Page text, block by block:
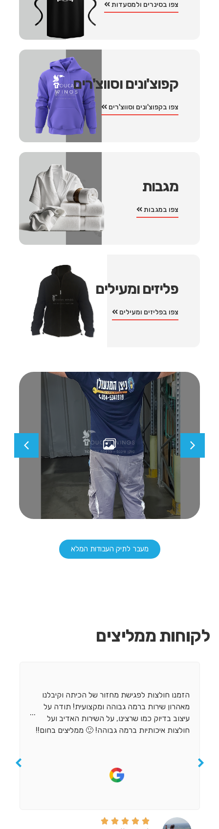
צפו בסינרים ולמסעדות
קפוצ'ונים וסווצ'רים
צפו בקפוצ'ונים וסווצ'רים
מגבות
צפו במגבות
פליזים ומעילים
צפו בפליזים ומעילים
מעבר לתיק העבודות המלא
לקוחות ממליצים
הזמנו חולצות לפגישת מחזור של הכיתה וקיבלנו
מאהרון שירות ברמה גבוהה ומקצועית! תודה על
עיצוב בדיוק כמו שרצינו, על השירות האדיב ועל
חולצות איכותיות ברמה גבוהה! 🙂 ממליצים בחום!!
...




